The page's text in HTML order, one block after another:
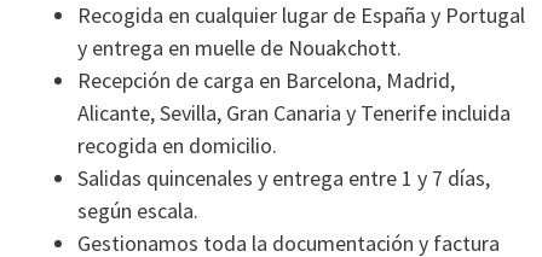
Recogida en cualquier lugar de España y Portugal
y entrega en muelle de Nouakchott.
Recepción de carga en Barcelona, Madrid,
Alicante, Sevilla, Gran Canaria y Tenerife incluida
recogida en domicilio.
Salidas quincenales y entrega entre 1 y 7 días,
según escala.
Gestionamos toda la documentación y factura